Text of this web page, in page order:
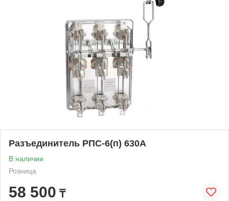
Разъединитель РПС-6(п) 630А
В наличии
Розница
58 500 ₸